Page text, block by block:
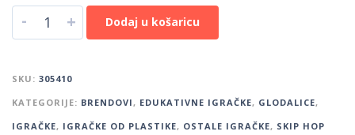
- + Dodaj u košaricu
SKU: 305410
KATEGORIJE: BRENDOVI, EDUKATIVNE IGRAČKE, GLODALICE,
IGRAČKE, IGRAČKE OD PLASTIKE, OSTALE IGRAČKE, SKIP HOP